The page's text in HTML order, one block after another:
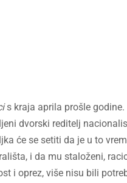
s kraja aprila prošle godine.
dvorski reditelj
će se setiti da je u to
i da mu staloženi,
i oprez, više nisu bili